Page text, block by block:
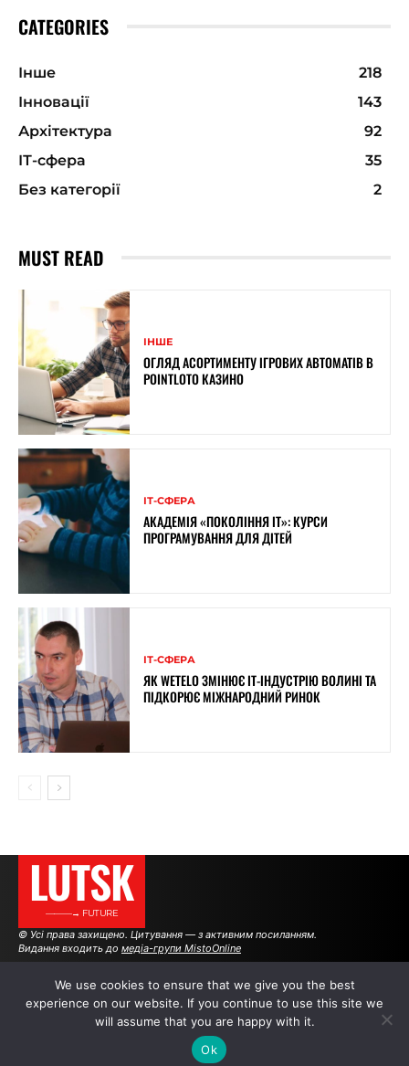
CATEGORIES
Інше
218
Інновації
143
Архітектура
92
ІТ-сфера
35
Без категорії
2
MUST READ
ІНШЕ
ОГЛЯД АСОРТИМЕНТУ ІГРОВИХ АВТОМАТІВ В
POINTLOTO КАЗИНО
ІТ-СФЕРА
АКАДЕМІЯ «ПОКОЛІННЯ ІТ»: КУРСИ
ПРОГРАМУВАННЯ ДЛЯ ДІТЕЙ
ІТ-СФЕРА
ЯК WETELO ЗМІНЮЄ IT-ІНДУСТРІЮ ВОЛИНІ ТА
ПІДКОРЮЄ МІЖНАРОДНИЙ РИНОК
LUTSK
———→ FUTURE
© Усі права захищено. Цитування — з активним посиланням.
Видання входить до медіа-групи MistoOnline
АВТОРИ | РЕКЛАМА НА САЙТІ
We use cookies to ensure that we give you the best
experience on our website. If you continue to use this site we
will assume that you are happy with it.
Ok